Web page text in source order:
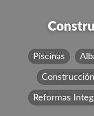
Piscinas
Reformas